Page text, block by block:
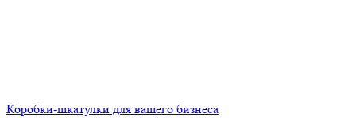
Коробки-шкатулки для вашего бизнеса